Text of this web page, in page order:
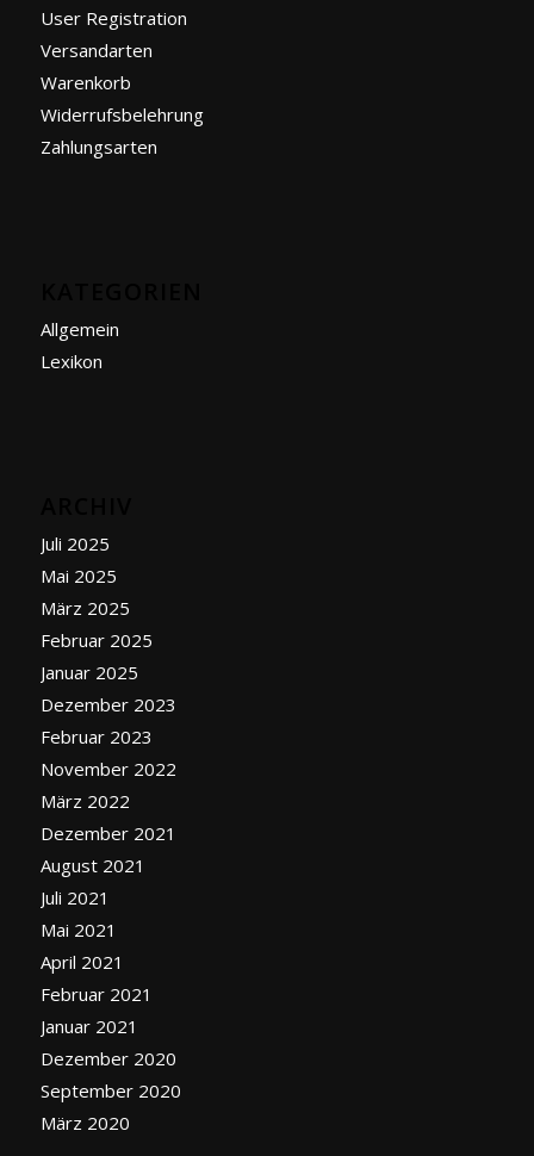
User Registration
Versandarten
Warenkorb
Widerrufsbelehrung
Zahlungsarten
Allgemein
Lexikon
Juli 2025
Mai 2025
März 2025
Februar 2025
Januar 2025
Dezember 2023
Februar 2023
November 2022
März 2022
Dezember 2021
August 2021
Juli 2021
Mai 2021
April 2021
Februar 2021
Januar 2021
Dezember 2020
September 2020
März 2020